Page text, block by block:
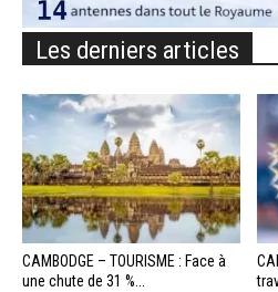
Les derniers articles
CAMBODGE – TOURISME : Face à
une chute de 31 %...